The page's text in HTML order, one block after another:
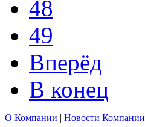
48
49
Вперёд
В конец
О Компании | Новости Компании